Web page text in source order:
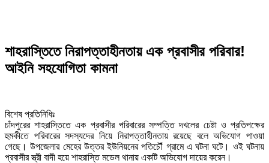
শাহরাস্তিতে নিরাপত্তাহীনতায় এক প্রবাসীর পরিবার!
আইনি সহযোগিতা কামনা
বিশেষ প্রতিনিধিঃ
চাঁদপুরের শাহরাস্তিতে এক প্রবাসীর পরিবারের সম্পত্তি দখলের চেষ্টা ও প্রতিপক্ষের
হুমকীতে পরিবারের সদস্যদের নিয়ে নিরাপত্তাহীনতায় রয়েছে বলে অভিযোগ পাওয়া
গেছে। উপজেলার মেহের উত্তর ইউনিয়নের পতিচৌঁ গ্রামে এ ঘটনা ঘটে। ওই ঘটনায়
প্রবাসীর স্ত্রী বাদী হয়ে শাহরাস্তি মডেল থানায় একটি অভিযোগ দায়ের করেন।